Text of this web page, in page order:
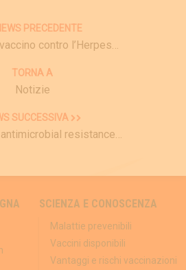
PRECEDENTE
contro l’Herpes…
TORNA A
Notizie
SUCCESSIVA
resistance…
SCIENZA E CONOSCENZA
Malattie prevenibili
Vaccini disponibili
Vantaggi e rischi vaccinazioni